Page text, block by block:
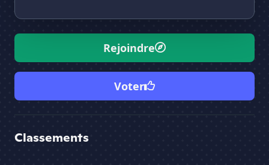
Rejoindre
Voter
Classements